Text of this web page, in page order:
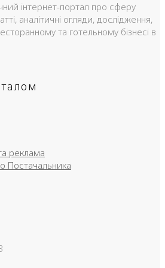
інтернет-портал про сферу
аналітичні огляди, дослідження,
та готельному бізнесі в
реклама
Постачальника